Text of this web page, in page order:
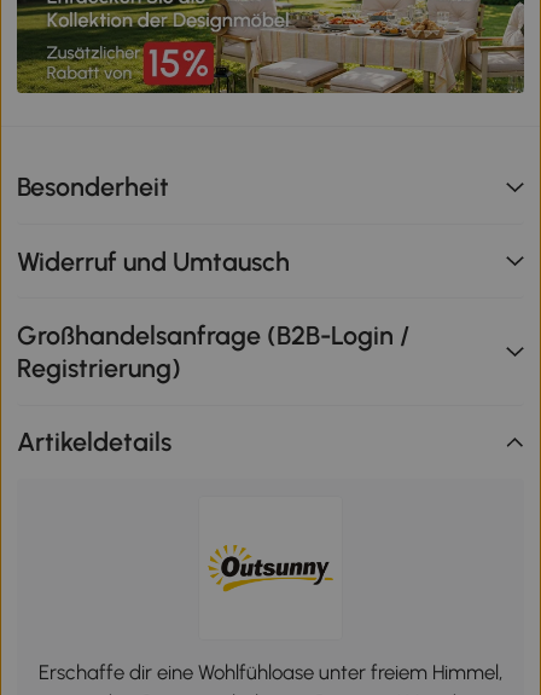
Besonderheit
Widerruf und Umtausch
Großhandelsanfrage (B2B-Login /
Registrierung)
Artikeldetails
Erschaffe dir eine Wohlfühloase unter freiem Himmel,